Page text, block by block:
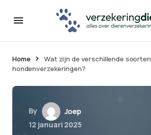
Home
Wat zijn de verschillende soorten
hondenverzekeringen?
By
Joep
12 januari 2025